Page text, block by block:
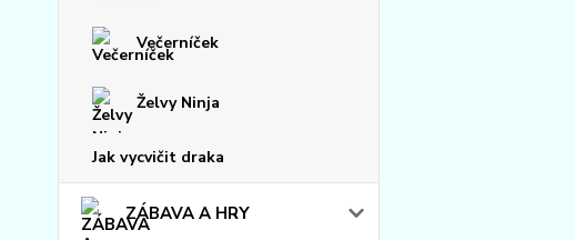
Večerníček
Želvy Ninja
Jak vycvičit draka
ZÁBAVA A HRY